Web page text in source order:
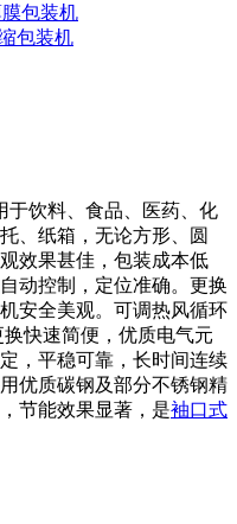
包装机
包装机
饮料、食品、医药、化
、纸箱，无论方形、圆
效果甚佳，包装成本低
动控制，定位准确。更换
安全美观。可调热风循环
快速简便，优质电气元
，平稳可靠，长时间连续
优质碳钢及部分不锈钢精
节能效果显著，是袖口式